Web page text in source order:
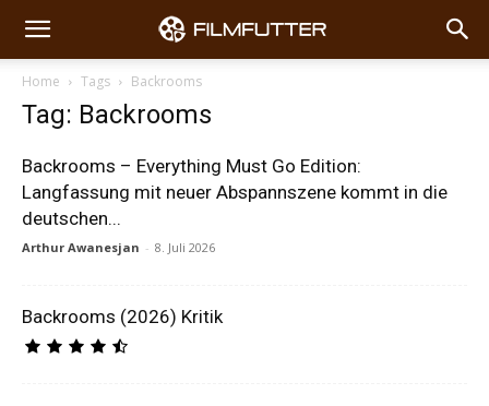
Home Tags Backrooms
Tag: Backrooms
Backrooms – Everything Must Go Edition:
Langfassung mit neuer Abspannszene kommt in die
deutschen...
Arthur Awanesjan - 8. Juli 2026
Backrooms (2026) Kritik